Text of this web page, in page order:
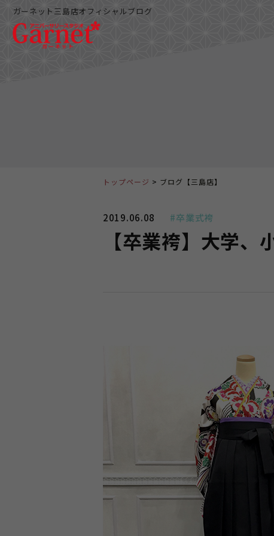
ガーネット三島店オフィシャルブログ
2019.06.08 #卒業式袴
【卒業袴】大学
トップページ ブログ【三島店】